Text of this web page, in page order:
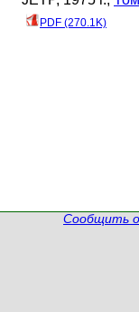
PDF (270.1K)
Сообщить о